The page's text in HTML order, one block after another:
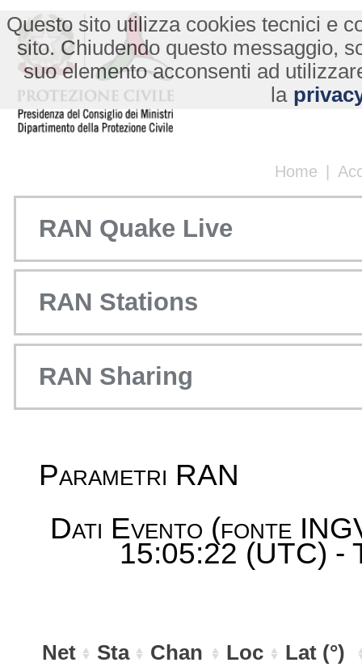
Home |
Questo sito utilizza cookies tecnici e
sito. Chiudendo questo messaggio,
suo elemento acconsenti ad
la
RAN Quake Live
RAN Stations
RAN Sharing
Parametri RAN
Dati Evento (fonte
15:05:22 (UTC) -
Net Sta Chan Loc Lat (°)